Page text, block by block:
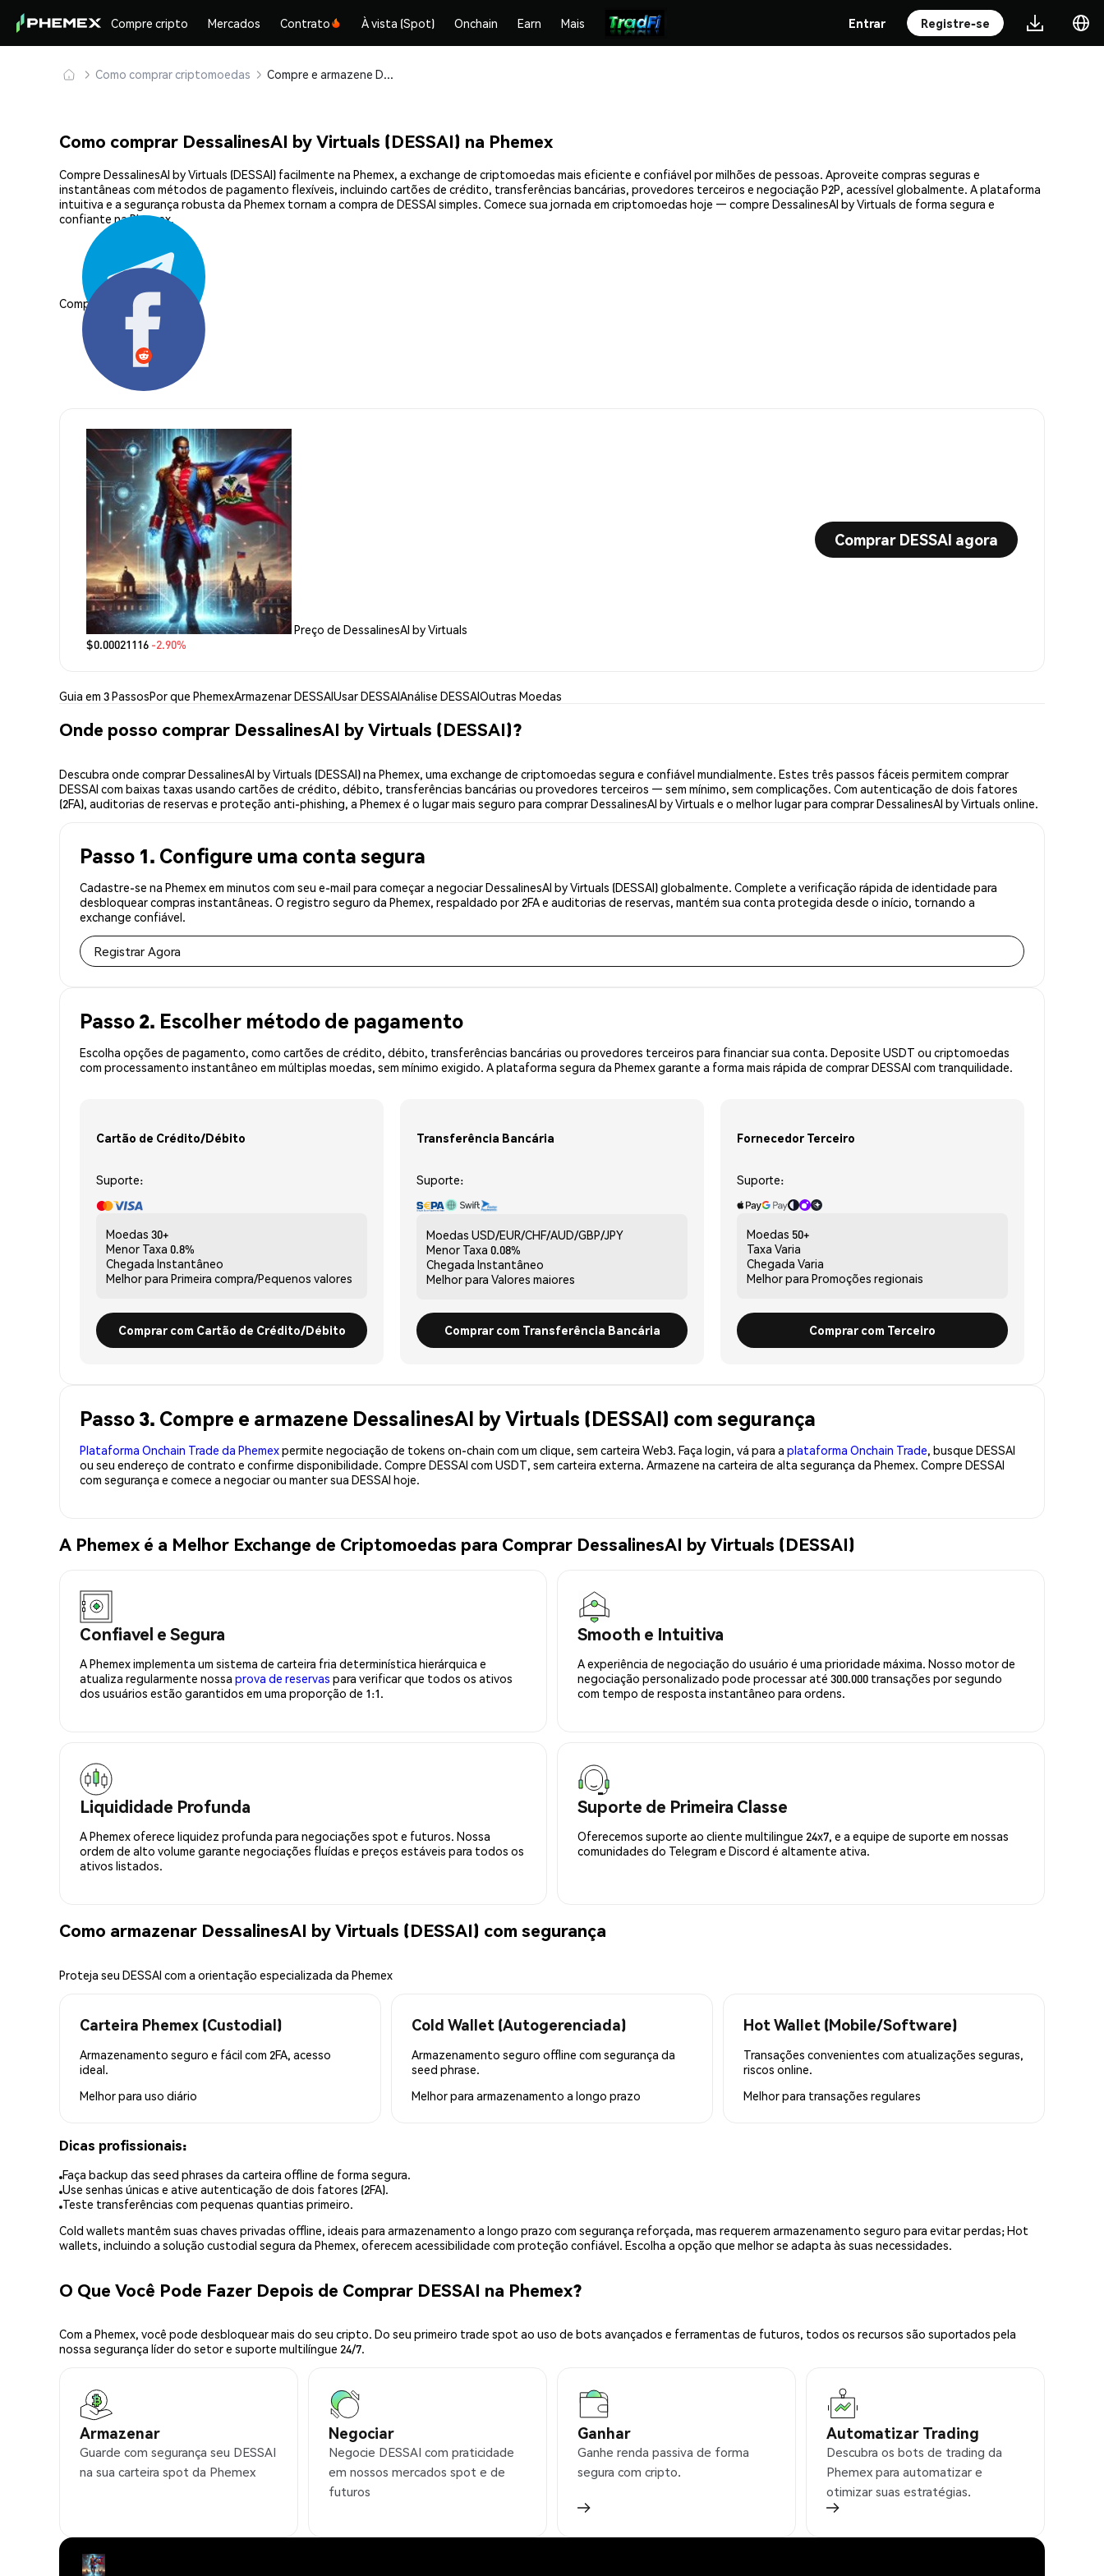
Compre cripto Mercados Contrato À vista (Spot) Onchain Earn Mais Entrar Registre-se
Como comprar criptomoedas Compre e armazene DessalinesAI by Virtuals (DESSAI) com segurança
Como comprar DessalinesAI by Virtuals (DESSAI) na Phemex
Compre DessalinesAI by Virtuals (DESSAI) facilmente na Phemex, a exchange de criptomoedas mais eficiente e confiável por milhões de pessoas. Aproveite compras seguras e
instantâneas com métodos de pagamento flexíveis, incluindo cartões de crédito, transferências bancárias, provedores terceiros e negociação P2P, acessível globalmente. A plataforma
intuitiva e a segurança robusta da Phemex tornam a compra de DESSAI simples. Comece sua jornada em criptomoedas hoje — compre DessalinesAI by Virtuals de forma segura e
confiante na Phemex.
Compartilhar:
Preço de DessalinesAI by Virtuals
$0.00021116 -2.90%
Comprar DESSAI agora
Guia em 3 PassosPor que PhemexArmazenar DESSAIUsar DESSAIAnálise DESSAIOutras Moedas
Onde posso comprar DessalinesAI by Virtuals (DESSAI)?
Descubra onde comprar DessalinesAI by Virtuals (DESSAI) na Phemex, uma exchange de criptomoedas segura e confiável mundialmente. Estes três passos fáceis permitem comprar
DESSAI com baixas taxas usando cartões de crédito, débito, transferências bancárias ou provedores terceiros — sem mínimo, sem complicações. Com autenticação de dois fatores
(2FA), auditorias de reservas e proteção anti-phishing, a Phemex é o lugar mais seguro para comprar DessalinesAI by Virtuals e o melhor lugar para comprar DessalinesAI by Virtuals online.
Passo 1. Configure uma conta segura
Cadastre-se na Phemex em minutos com seu e-mail para começar a negociar DessalinesAI by Virtuals (DESSAI) globalmente. Complete a verificação rápida de identidade para
desbloquear compras instantâneas. O registro seguro da Phemex, respaldado por 2FA e auditorias de reservas, mantém sua conta protegida desde o início, tornando a
exchange confiável.
Registrar Agora
Passo 2. Escolher método de pagamento
Escolha opções de pagamento, como cartões de crédito, débito, transferências bancárias ou provedores terceiros para financiar sua conta. Deposite USDT ou criptomoedas
com processamento instantâneo em múltiplas moedas, sem mínimo exigido. A plataforma segura da Phemex garante a forma mais rápida de comprar DESSAI com tranquilidade.
Cartão de Crédito/Débito
Suporte:
Moedas 30+
Menor Taxa 0.8%
Chegada Instantâneo
Melhor para Primeira compra/Pequenos valores
Comprar com Cartão de Crédito/Débito
Transferência Bancária
Suporte:
Moedas USD/EUR/CHF/AUD/GBP/JPY
Menor Taxa 0.08%
Chegada Instantâneo
Melhor para Valores maiores
Comprar com Transferência Bancária
Fornecedor Terceiro
Suporte:
Moedas 50+
Taxa Varia
Chegada Varia
Melhor para Promoções regionais
Comprar com Terceiro
Passo 3. Compre e armazene DessalinesAI by Virtuals (DESSAI) com segurança
Plataforma Onchain Trade da Phemexpermite negociação de tokens on-chain com um clique, sem carteira Web3. Faça login, vá para a plataforma Onchain Trade, busque DESSAI
ou seu endereço de contrato e confirme disponibilidade. Compre DESSAI com USDT, sem carteira externa. Armazene na carteira de alta segurança da Phemex. Compre DESSAI
com segurança e comece a negociar ou manter sua DESSAI hoje.
A Phemex é a Melhor Exchange de Criptomoedas para Comprar DessalinesAI by Virtuals (DESSAI)
Confiavel e Segura
A Phemex implementa um sistema de carteira fria determinística hierárquica e
atualiza regularmente nossa prova de reservas para verificar que todos os ativos
dos usuários estão garantidos em uma proporção de 1:1.
Smooth e Intuitiva
A experiência de negociação do usuário é uma prioridade máxima. Nosso motor de
negociação personalizado pode processar até 300.000 transações por segundo
com tempo de resposta instantâneo para ordens.
Liquididade Profunda
A Phemex oferece liquidez profunda para negociações spot e futuros. Nossa
ordem de alto volume garante negociações fluídas e preços estáveis para todos os
ativos listados.
Suporte de Primeira Classe
Oferecemos suporte ao cliente multilingue 24x7, e a equipe de suporte em nossas
comunidades do Telegram e Discord é altamente ativa.
Como armazenar DessalinesAI by Virtuals (DESSAI) com segurança
Proteja seu DESSAI com a orientação especializada da Phemex
Carteira Phemex (Custodial)
Armazenamento seguro e fácil com 2FA, acesso
ideal.
Melhor para uso diário
Cold Wallet (Autogerenciada)
Armazenamento seguro offline com segurança da
seed phrase.
Melhor para armazenamento a longo prazo
Hot Wallet (Mobile/Software)
Transações convenientes com atualizações seguras,
riscos online.
Melhor para transações regulares
Dicas profissionais:
Faça backup das seed phrases da carteira offline de forma segura.
Use senhas únicas e ative autenticação de dois fatores (2FA).
Teste transferências com pequenas quantias primeiro.
Cold wallets mantêm suas chaves privadas offline, ideais para armazenamento a longo prazo com segurança reforçada, mas requerem armazenamento seguro para evitar perdas; Hot
wallets, incluindo a solução custodial segura da Phemex, oferecem acessibilidade com proteção confiável. Escolha a opção que melhor se adapta às suas necessidades.
O Que Você Pode Fazer Depois de Comprar DESSAI na Phemex?
Com a Phemex, você pode desbloquear mais do seu cripto. Do seu primeiro trade spot ao uso de bots avançados e ferramentas de futuros, todos os recursos são suportados pela
nossa segurança líder do setor e suporte multilíngue 24/7.
Armazenar
Guarde com segurança seu DESSAI
na sua carteira spot da Phemex
Negociar
Negocie DESSAI com praticidade
em nossos mercados spot e de
futuros
Ganhar
Ganhe renda passiva de forma
segura com cripto.
Automatizar Trading
Descubra os bots de trading da
Phemex para automatizar e
otimizar suas estratégias.